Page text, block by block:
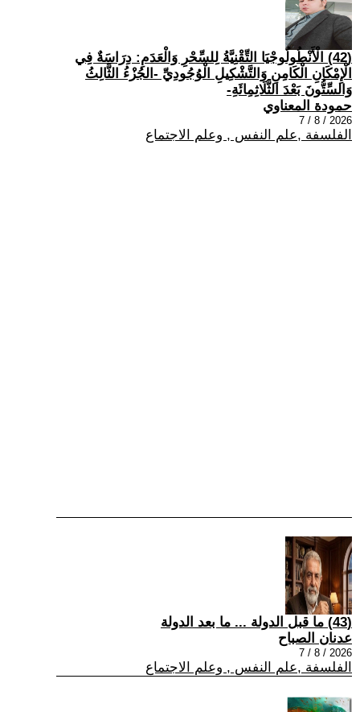
(42) الْأَنْطُولُوجْيَا التِّقْنِيَّةُ لِلسِّحْرِ وَالْعَدَمِ: دِرَاسَةٌ فِي
الْإِمْكَانِ الْكَامِنِ وَالتَّشْكِيلِ الْوُجُودِيِّ -الجُزْءُ الثَّالِثُ
وَالسِّتُّونَ بَعْدَ الثَّلَاثِمِائَةِ-
حمودة المعناوي
2026 / 8 / 7
الفلسفة ,علم النفس , وعلم الاجتماع
(43) ما قبل الدولة ... ما بعد الدولة
عدنان الصباح
2026 / 8 / 7
الفلسفة ,علم النفس , وعلم الاجتماع